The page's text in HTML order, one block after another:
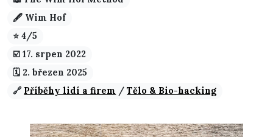
🖋️ Wim Hof
⭐ 4/5
☑️️ 17. srpen 2022
🗓️ 2. březen 2025
🔗 Příběhy lidí a firem /Tělo & Bio-hacking